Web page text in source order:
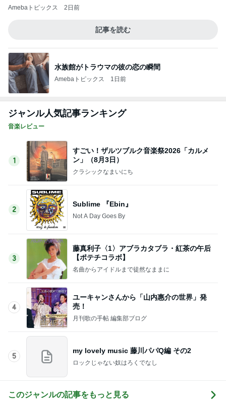
Amebaトピックス 2日前
記事を読む
水族館がトラウマの彼の恋の瞬間
Amebaトピックス 1日前
ジャンル人気記事ランキング
音楽レビュー
1
すごい！ザルツブルク音楽祭2026「カルメ
ン」（8月3日）
クラシックなまいにち
2
Sublime 『Ebin』
Not A Day Goes By
3
藤真利子〈1〉アブラカタブラ・紅茶の午后
【ポテチコラボ】
名曲からアイドルまで徒然なままに
4
ユーキャンさんから「山内惠介の世界」発
売！
月刊歌の手帖 編集部ブログ
5
my lovely music 藤川パパQ編 その2
ロックじゃない奴はろくでなし
このジャンルの記事をもっと見る